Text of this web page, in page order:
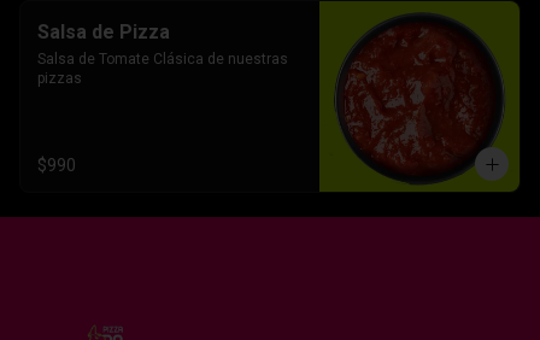
Salsa de Pizza
Salsa de Tomate Clásica de nuestras
pizzas
$990